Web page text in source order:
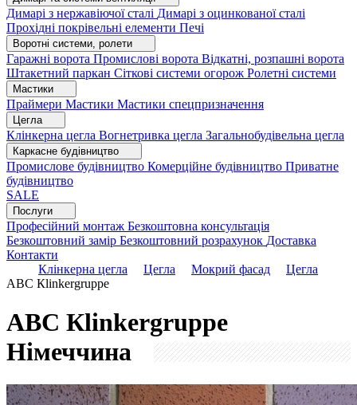
Димарі з нержавіючої сталі Димарі з оцинкованої сталі
Прохідні покрівельні елементи Печі
Воротні системи, ролети
Гаражні ворота Промислові ворота Відкатні, розпашні ворота
Штакетний паркан Сіткові системи огорож Ролетні системи
Мастики
Праймери Мастики Мастики спецпризначення
Цегла
Клінкерна цегла Вогнетривка цегла Загальнобудівельна цегла
Каркасне будівництво
Промислове будівництво Комерційне будівництво Приватне
будівництво
SALE
Послуги
Професійний монтаж Безкоштовна консультація
Безкоштовний замір Безкоштовний розрахунок Доставка
Контакти
Клінкерна цегла
Цегла Мокрий фасад
Цегла
АВС Кlinkergruppe
АВС Кlinkergruppe
Німеччина